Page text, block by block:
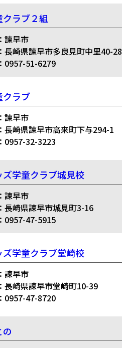
ラブ２組
早市
長崎県諫早市多良見町中里40-28
0957-51-6279
クラブ
早市
長崎県諫早市高来町下与294-1
0957-32-3223
ズ学童クラブ城見校
早市
長崎県諫早市城見町3-16
0957-47-5915
ズ学童クラブ堂崎校
早市
長崎県諫早市堂崎町10-39
0957-47-8720